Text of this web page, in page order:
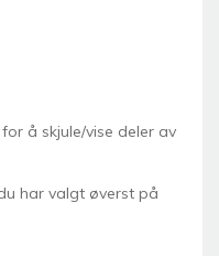
å skjule/vise deler av
har valgt øverst på